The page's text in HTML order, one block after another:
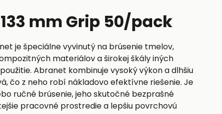
mm Grip 50/pack
je špeciálne vyvinutý na brúsenie tmelov,
materiálov a širokej škály iných
Abranet kombinuje vysoký výkon a dlhšiu
čo z neho robí nákladovo efektívne riešenie. Je
ručné brúsenie, jeho skutočné bezprašné
pracovné prostredie a lepšiu povrchovú